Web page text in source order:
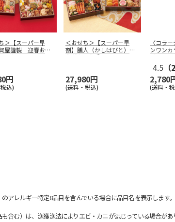
＞【スーパー早
屋謹製 迎春おせ
千富
円
込)
＜おせち＞【スーパー早
割】膳人（かしはびと）
和洋中三段重
27,980円
(送料・税込)
〈コラ
ンワン
ダークブラ
4.5 （
2,780
(送料・
レルギー特定8品目を含んでいる場合に品目名を表示します。
む）は、漁獲漁法によりエビ・カニが混じっている場合が